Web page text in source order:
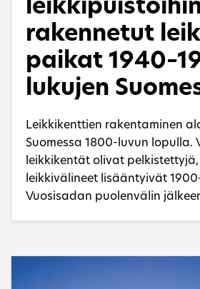
rakennetut
paikat
lukujen
Leikkikenttien rakentaminen
Suomessa 1800-luvun lopulla.
leikkikentät olivat
leikkivälineet lisääntyivät
Vuosisadan puolenvälin